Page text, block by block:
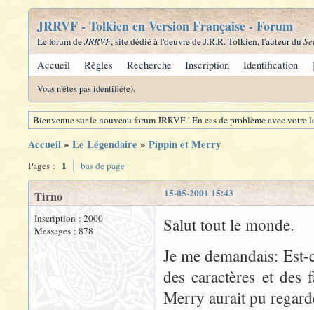
JRRVF - Tolkien en Version Française - Forum
Le forum deJRRVF, site dédié à l'oeuvre de J.R.R. Tolkien, l'auteur du
Accueil Règles Recherche Inscription Identification
Vous n'êtes pas identifié(e).
Bienvenue sur le nouveau forum JRRVF ! En cas de problème avec
Accueil» Le Légendaire » Pippin et Merry
Pages : 1 bas de page
15-05-2001 15:43
Tirno
Inscription : 2000
Messages : 878
Salut tout le monde.
Je me demandais:
des caractères et
Merry aurait pu